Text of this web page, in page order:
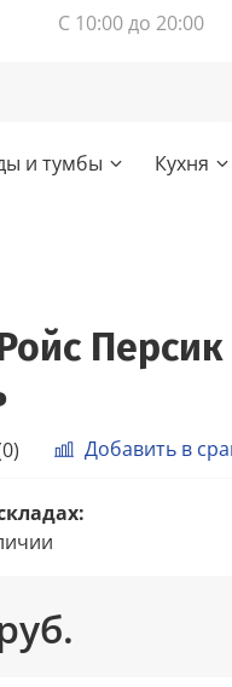
С 10:00 до 20:00
и тумбы Кухня
Добавить в